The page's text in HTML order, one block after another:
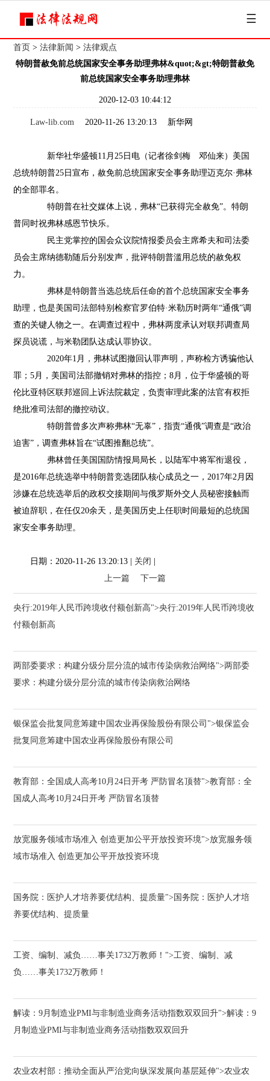
☰
首页 >法律新闻 >法律观点
特朗普赦免前总统国家安全事务助理弗林&quot;&gt;特朗普赦免
前总统国家安全事务助理弗林
2020-12-03 10:44:12
Law-lib.com 2020-11-26 13:20:13 新华网
新华社华盛顿11月25日电（记者徐剑梅 邓仙来）美国
总统特朗普25日宣布，赦免前总统国家安全事务助理迈克尔·弗林
的全部罪名。
特朗普在社交媒体上说，弗林“已获得完全赦免”。特朗
普同时祝弗林感恩节快乐。
民主党掌控的国会众议院情报委员会主席希夫和司法委
员会主席纳德勒随后分别发声，批评特朗普滥用总统的赦免权
力。
弗林是特朗普当选总统后任命的首个总统国家安全事务
助理，也是美国司法部特别检察官罗伯特·米勒历时两年“通俄”调
查的关键人物之一。在调查过程中，弗林两度承认对联邦调查局
探员说谎，与米勒团队达成认罪协议。
2020年1月，弗林试图撤回认罪声明，声称检方诱骗他认
罪；5月，美国司法部撤销对弗林的指控；8月，位于华盛顿的哥
伦比亚特区联邦巡回上诉法院裁定，负责审理此案的法官有权拒
绝批准司法部的撤控动议。
特朗普曾多次声称弗林“无辜”，指责“通俄”调查是“政治
迫害”，调查弗林旨在“试图推翻总统”。
弗林曾任美国国防情报局局长，以陆军中将军衔退役，
是2016年总统选举中特朗普竞选团队核心成员之一，2017年2月因
涉嫌在总统选举后的政权交接期间与俄罗斯外交人员秘密接触而
被迫辞职，在任仅20余天，是美国历史上任职时间最短的总统国
家安全事务助理。
日期：2020-11-26 13:20:13 | 关闭
上一篇
下一篇
央行:2019年人民币跨境收付额创新高">央行:2019年人民币跨境收
付额创新高
两部委要求：构建分级分层分流的城市传染病救治网络">两部委
要求：构建分级分层分流的城市传染病救治网络
银保监会批复同意筹建中国农业再保险股份有限公司">银保监会
批复同意筹建中国农业再保险股份有限公司
教育部：全国成人高考10月24日开考 严防冒名顶替">教育部：全
国成人高考10月24日开考 严防冒名顶替
放宽服务领域市场准入 创造更加公平开放投资环境">放宽服务领
域市场准入 创造更加公平开放投资环境
国务院：医护人才培养要优结构、提质量">国务院：医护人才培
养要优结构、提质量
工资、编制、减负……事关1732万教师！">工资、编制、减
负……事关1732万教师！
解读：9月制造业PMI与非制造业商务活动指数双双回升">解读：9
月制造业PMI与非制造业商务活动指数双双回升
农业农村部：推动全面从严治党向纵深发展向基层延伸">农业农